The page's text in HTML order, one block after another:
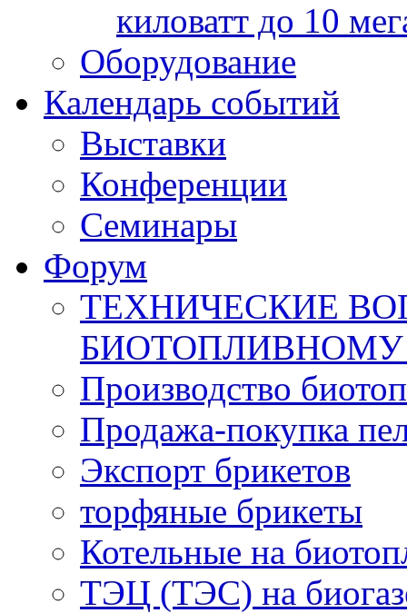
киловатт до 10
Оборудование
Календарь событий
Выставки
Конференции
Семинары
Форум
ТЕХНИЧЕСКИЕ
Производство
Продажа-покупка
Экспорт брикетов
торфяные брикеты
Котельные на
ТЭЦ (ТЭС) на